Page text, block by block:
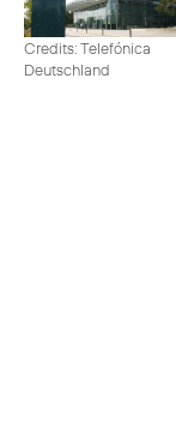
Credits: Telefónica
Deutschland